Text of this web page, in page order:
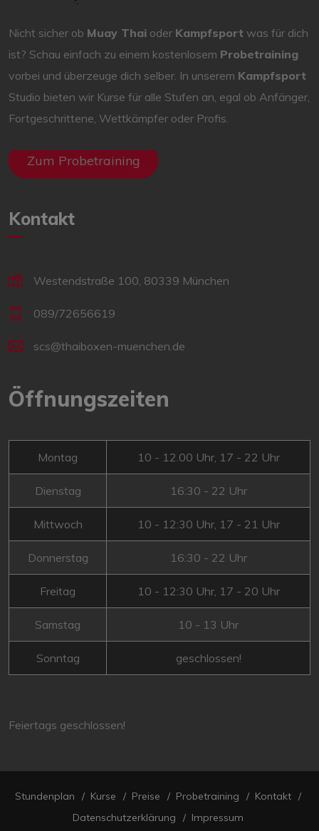
Nicht sicher ob Muay Thai oder Kampfsport was für dich
ist? Schau einfach zu einem kostenlosem Probetraining
vorbei und überzeuge dich selber. In unserem Kampfsport
Studio bieten wir Kurse für alle Stufen an, egal ob Anfänger,
Fortgeschrittene, Wettkämpfer oder Profis.
Zum Probetraining
Kontakt
Westendstraße 100, 80339 München
089/72656619
scs@thaiboxen-muenchen.de
Öffnungszeiten
Montag 10 - 12.00 Uhr, 17 - 22 Uhr
Dienstag 16:30 - 22 Uhr
Mittwoch 10 - 12:30 Uhr, 17 - 21 Uhr
Donnerstag 16:30 - 22 Uhr
Freitag 10 - 12:30 Uhr, 17 - 20 Uhr
Samstag 10 - 13 Uhr
Sonntag geschlossen!
Feiertags geschlossen!
Stundenplan Kurse Preise Probetraining
Kontakt
Datenschutzerklärung
Impressum